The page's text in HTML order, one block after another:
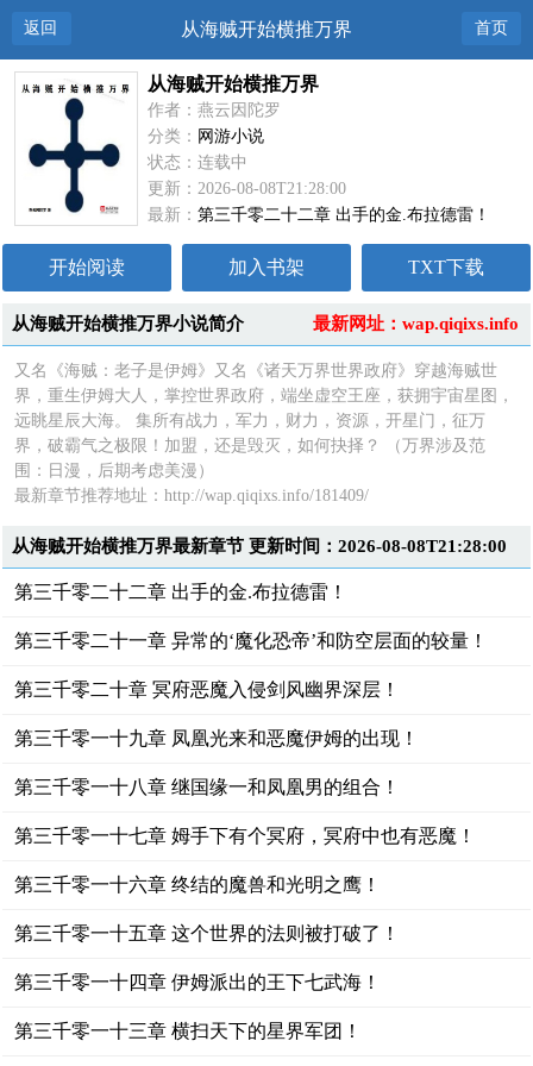
返回 从海贼开始横推万界 首页
从海贼开始横推万界
作者：燕云因陀罗
分类： 网游小说
状态：连载中
更新：2026-08-08T21:28:00
最新：第三千零二十二章 出手的金.布拉德雷！
开始阅读 加入书架 TXT下载
最新网址：wap.qiqixs.info
从海贼开始横推万界小说简介
又名《海贼：老子是伊姆》又名《诸天万界世界政府》穿越海贼世
界，重生伊姆大人，掌控世界政府，端坐虚空王座，获拥宇宙星图，
远眺星辰大海。 集所有战力，军力，财力，资源，开星门，征万
界，破霸气之极限！加盟，还是毁灭，如何抉择？ （万界涉及范
围：日漫，后期考虑美漫）
最新章节推荐地址：http://wap.qiqixs.info/181409/
从海贼开始横推万界最新章节 更新时间：2026-08-08T21:28:00
第三千零二十二章 出手的金.布拉德雷！
第三千零二十一章 异常的‘魔化恐帝’和防空层面的较量！
第三千零二十章 冥府恶魔入侵剑风幽界深层！
第三千零一十九章 凤凰光来和恶魔伊姆的出现！
第三千零一十八章 继国缘一和凤凰男的组合！
第三千零一十七章 姆手下有个冥府，冥府中也有恶魔！
第三千零一十六章 终结的魔兽和光明之鹰！
第三千零一十五章 这个世界的法则被打破了！
第三千零一十四章 伊姆派出的王下七武海！
第三千零一十三章 横扫天下的星界军团！